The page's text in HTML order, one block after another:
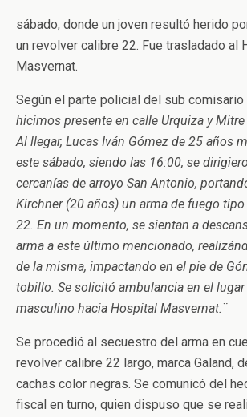
sábado, donde un joven resultó herido
un revolver calibre 22. Fue trasladado al
Masvernat.
Según el parte policial del sub comisario
hicimos presente en calle Urquiza y
Al llegar, Lucas Iván Gómez de 25 años
este sábado, siendo las 16:00, se
cercanías de arroyo San Antonio,
Kirchner (20 años) un arma de fuego
22. En un momento, se sientan a
arma a este último mencionado,
de la misma, impactando en el pie de
tobillo. Se solicitó ambulancia en el
masculino hacia Hospital Masvernat.¨
Se procedió al secuestro del arma en
revolver calibre 22 largo, marca Galand,
cachas color negras. Se comunicó del
fiscal en turno, quien dispuso que se